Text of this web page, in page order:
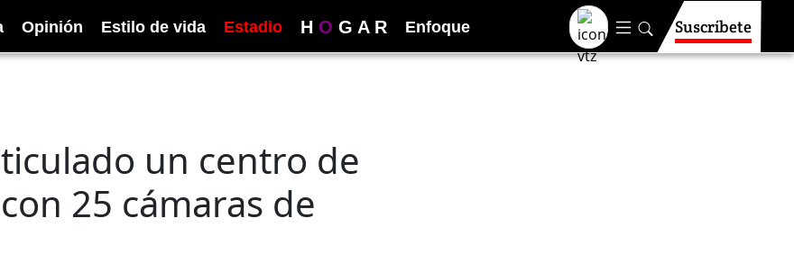
Opinión Estilo de vida Estadio H O G A R Enfoque Suscríbete
un centro de
25 cámaras de